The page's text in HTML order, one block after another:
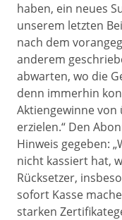
haben, ein neues
unserem letzten
nach dem
anderem
abwarten, wo die
denn immerhin
Aktiengewinne
erzielen.“ Den
Hinweis gegeben:
nicht kassiert hat,
Rücksetzer,
sofort Kasse
starken